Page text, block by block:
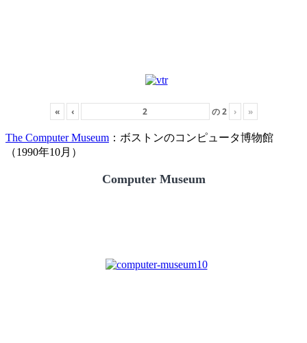
« ‹ の2 › »
The Computer Museum ：ボストンのコンピュータ博物館
（1990年10月）
Computer Museum